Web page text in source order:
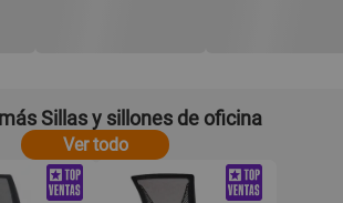
Sillas y sillones de oficina
Ver todo